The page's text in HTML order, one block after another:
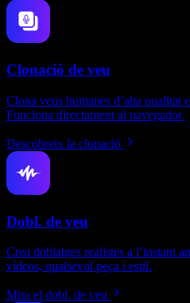
Clonació de veu
Clona veus humanes d’alta qualitat
Funciona directament al navegador.
Descobreix la clonació
Dobl. de veu
Crea doblatges realistes a l’instant
vídeos, qualsevol peça i estil.
Mira el dobl. de veu